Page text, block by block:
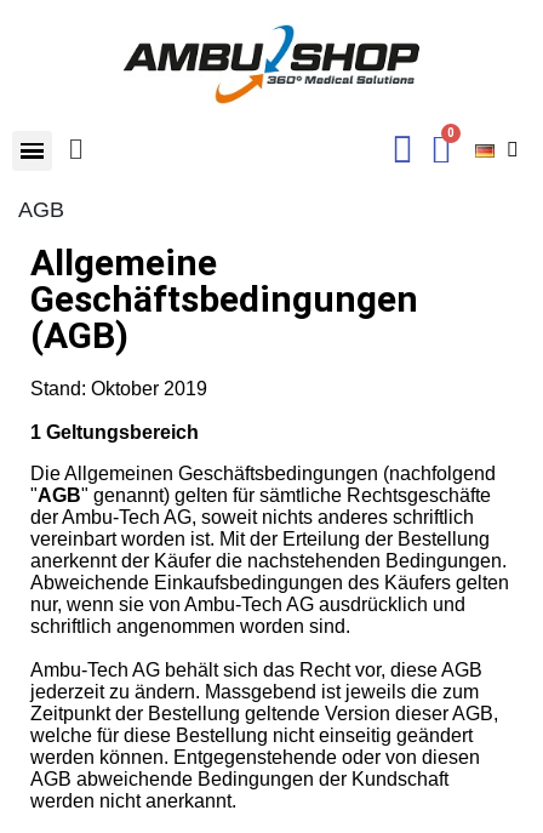
AGB
Allgemeine
Geschäftsbedingungen
(AGB)
Stand: Oktober 2019
1 Geltungsbereich
Die Allgemeinen Geschäftsbedingungen (nachfolgend
"AGB" genannt) gelten für sämtliche Rechtsgeschäfte
der Ambu-Tech AG, soweit nichts anderes schriftlich
vereinbart worden ist. Mit der Erteilung der Bestellung
anerkennt der Käufer die nachstehenden Bedingungen.
Abweichende Einkaufsbedingungen des Käufers gelten
nur, wenn sie von Ambu-Tech AG ausdrücklich und
schriftlich angenommen worden sind.
Ambu-Tech AG behält sich das Recht vor, diese AGB
jederzeit zu ändern. Massgebend ist jeweils die zum
Zeitpunkt der Bestellung geltende Version dieser AGB,
welche für diese Bestellung nicht einseitig geändert
werden können. Entgegenstehende oder von diesen
AGB abweichende Bedingungen der Kundschaft
werden nicht anerkannt.